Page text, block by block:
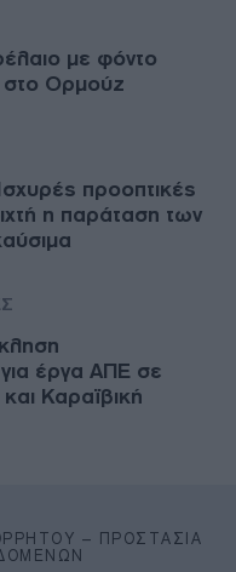
με φόντο
στο Ορμούζ
προοπτικές
η παράταση των
έργα ΑΠΕ σε
Καραϊβική
– ΠΡΟΣΤΑΣΊΑ